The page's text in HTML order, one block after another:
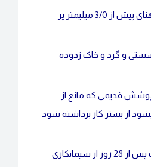
ترکها با پهنای پیش از 3/0 میلیمتر پر
و گرد و خاک زدوده
قدیمی که مانع از
2002 میشود از بستر کار برداشته شود
بهتر است پس از 28 روز از سیمانکاری